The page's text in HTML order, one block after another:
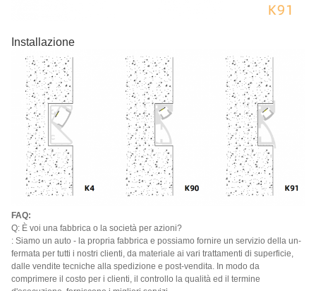
Installazione
FAQ:
Q: È voi una fabbrica o la società per azioni?
: Siamo un auto - la propria fabbrica e possiamo fornire un servizio della un-
fermata per tutti i nostri clienti, da materiale ai vari trattamenti di superficie,
dalle vendite tecniche alla spedizione e post-vendita. In modo da
comprimere il costo per i clienti, il controllo la qualità ed il termine